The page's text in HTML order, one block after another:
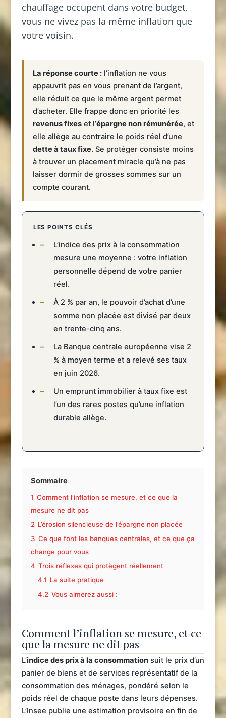
chauffage occupent dans votre budget,
vous ne vivez pas la même inflation que
votre voisin.
La réponse courte :l’inflation ne vous
appauvrit pas en vous prenant de l’argent,
elle réduit ce que le même argent permet
d’acheter. Elle frappe donc en priorité les
revenus fixeset l’épargne non rémunérée, et
elle allège au contraire le poids réel d’une
dette à taux fixe. Se protéger consiste moins
à trouver un placement miracle qu’à ne pas
laisser dormir de grosses sommes sur un
compte courant.
LES POINTS CLÉS
L’indice des prix à la consommation
mesure une moyenne : votre inflation
personnelle dépend de votre panier
réel.
À 2 % par an, le pouvoir d’achat d’une
somme non placée est divisé par deux
en trente-cinq ans.
La Banque centrale européenne vise 2
% à moyen terme et a relevé ses taux
en juin 2026.
Un emprunt immobilier à taux fixe est
l’un des rares postes qu’une inflation
durable allège.
Sommaire
1 Comment l’inflation se mesure, et ce que la
mesure ne dit pas
2 L’érosion silencieuse de l’épargne non placée
3 Ce que font les banques centrales, et ce que ça
change pour vous
4 Trois réflexes qui protègent réellement
4.1 La suite pratique
4.2 Vous aimerez aussi :
Comment l’inflation se mesure, et ce
que la mesure ne dit pas
L’indice des prix à la consommationsuit le prix d’un
panier de biens et de services représentatif de la
consommation des ménages, pondéré selon le
poids réel de chaque poste dans leurs dépenses.
L’Insee publie une estimation provisoire en fin de